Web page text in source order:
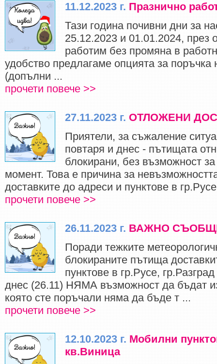
11.12.2023 г. Празнично
Тази година почивни дни за
25.12.2023 и 01.01.2024, през
работим без промяна в
удобство предлагаме опцията за
(допълни ...
прочети повече >>
27.11.2023 г. ОТЛОЖЕНИ
Приятели, за съжаление
повтаря и днес - пътищата
блокирани, без възможност
момент. Това е причина за
доставките до адреси и пунктове в
прочети повече >>
26.11.2023 г. ВАЖНО
Поради тежките
блокираните пътища
пунктове в гр.Русе,
днес (26.11) НЯМА възможност да бъдат
която сте поръчали няма да бъде т ...
прочети повече >>
12.10.2023 г. Мобилни
кв.Виница